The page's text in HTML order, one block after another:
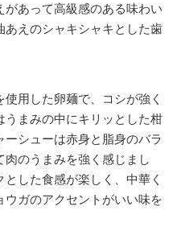
あって高級感のある味わい
あえのシャキシャキとした歯
用した卵麺で、コシが強く
うまみの中にキリッとした柑
シューは赤身と脂身のバラ
のうまみを強く感じまし
した食感が楽しく、中華く
ウガのアクセントがいい味を